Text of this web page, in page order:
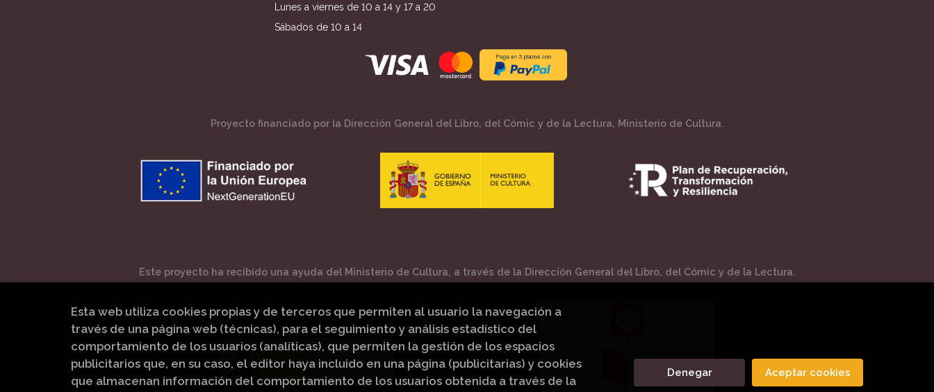
Lunes a viernes de 10 a 14 y 17 a 20
Sábados de 10 a 14
Proyecto financiado por la Dirección General del Libro, del Cómic y de la Lectura, Ministerio de Cultura.
Este proyecto ha recibido una ayuda del Ministerio de Cultura, a través de la Dirección General del Libro, del Cómic y de la Lectura.
Esta web utiliza cookies propias y de terceros que permiten al usuario la navegación a
través de una página web (técnicas), para el seguimiento y análisis estadístico del
comportamiento de los usuarios (analíticas), que permiten la gestión de los espacios
publicitarios que, en su caso, el editor haya incluido en una página (publicitarias) y cookies
que almacenan información del comportamiento de los usuarios obtenida a través de la
Denegar Aceptar cookies